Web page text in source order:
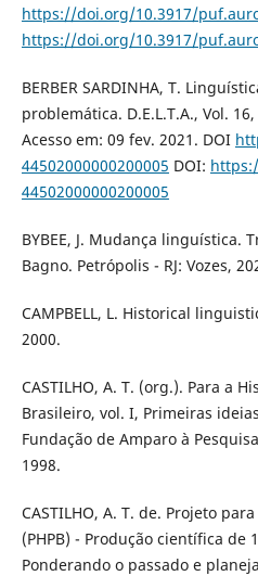
https://doi.org/10.3917/
https://doi.org/10.3917/
BERBER SARDINHA, T.
problemática. D.E.L.T.A., Vol.
Acesso em: 09 fev. 2021. DOI
44502000000200005 DOI:
44502000000200005
BYBEE, J. Mudança linguística.
Bagno. Petrópolis - RJ: Vozes,
CAMPBELL, L. Historical
2000.
CASTILHO, A. T. (org.). Para a
Brasileiro, vol. I, Primeiras
Fundação de Amparo à
1998.
CASTILHO, A. T. de. Projeto
(PHPB) - Produção científica de
Ponderando o passado e